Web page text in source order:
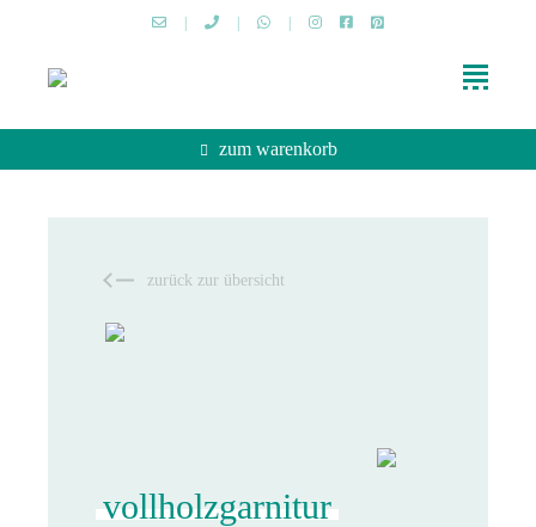
zum warenkorb
zurück zur übersicht
vollholz­garnitur